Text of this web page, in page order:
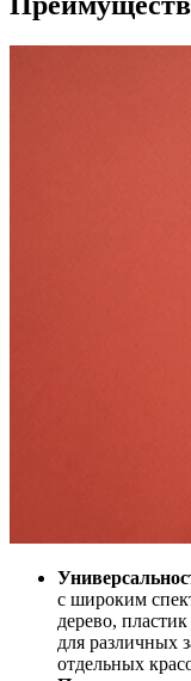
с широким
дерево,
для различных
отдельных